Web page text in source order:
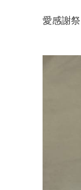
愛感謝